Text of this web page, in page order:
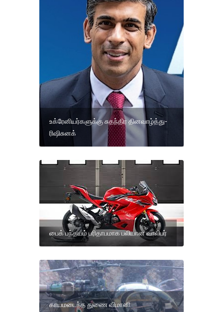
உக்ரேனியர்களுக்கு சுதந்திர தினவாழ்த்து-
ரிஷிசுனக்
பைக் பந்தயம் பரிதாபமாக பலியான வாலிபர்
காயமடைந்த துணை விமானி